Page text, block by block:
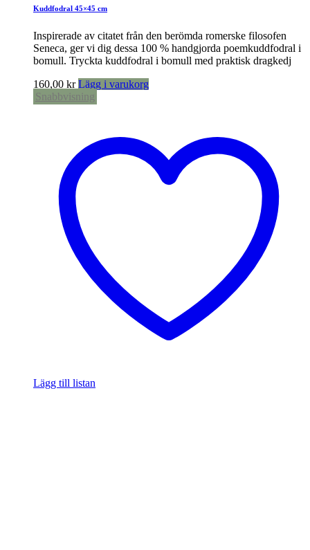
Kuddfodral 45×45 cm
Inspirerade av citatet från den berömda romerske filosofen
Seneca, ger vi dig dessa 100 % handgjorda poemkuddfodral i
bomull. Tryckta kuddfodral i bomull med praktisk dragkedj
160,00 kr Lägg i varukorg
Snabbvisning
Lägg till listan